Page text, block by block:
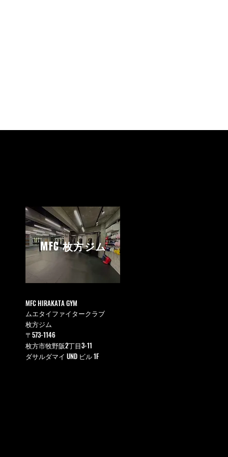
MFC枚方ジム
MFC HIRAKATA GYM
ムエタイファイタークラブ
枚方ジム
〒573-1146
枚方市牧野阪2丁目3-11
ダサルダマイ UND ビル 1F